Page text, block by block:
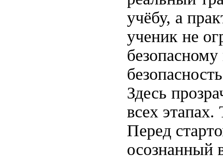
учёбу, а
ученик не
Здесь
всех
Перед
осознанный